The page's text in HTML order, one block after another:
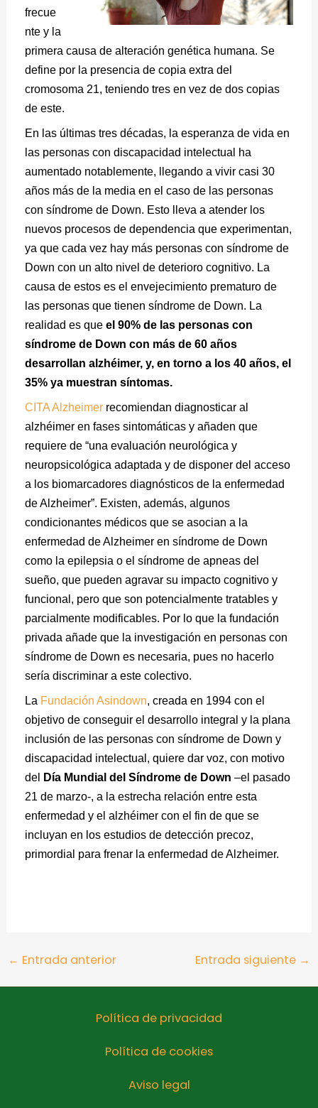
frecue
nte y la
primera causa de alteración genética humana. Se
define por la presencia de copia extra del
cromosoma 21, teniendo tres en vez de dos copias
de este.
En las últimas tres décadas, la esperanza de vida en
las personas con discapacidad intelectual ha
aumentado notablemente, llegando a vivir casi 30
años más de la media en el caso de las personas
con síndrome de Down. Esto lleva a atender los
nuevos procesos de dependencia que experimentan,
ya que cada vez hay más personas con síndrome de
Down con un alto nivel de deterioro cognitivo. La
causa de estos es el envejecimiento prematuro de
las personas que tienen síndrome de Down. La
realidad es queel 90% de las personas con
síndrome de Down con más de 60 años
desarrollan alzhéimer, y, en torno a los 40 años, el
35% ya muestran síntomas.
CITA Alzheimer recomiendan diagnosticar al
alzhéimer en fases sintomáticas y añaden que
requiere de “una evaluación neurológica y
neuropsicológica adaptada y de disponer del acceso
a los biomarcadores diagnósticos de la enfermedad
de Alzheimer”. Existen, además, algunos
condicionantes médicos que se asocian a la
enfermedad de Alzheimer en síndrome de Down
como la epilepsia o el síndrome de apneas del
sueño, que pueden agravar su impacto cognitivo y
funcional, pero que son potencialmente tratables y
parcialmente modificables. Por lo que la fundación
privada añade que la investigación en personas con
síndrome de Down es necesaria, pues no hacerlo
sería discriminar a este colectivo.
La Fundación Asindown, creada en 1994 con el
objetivo de conseguir el desarrollo integral y la plana
inclusión de las personas con síndrome de Down y
discapacidad intelectual, quiere dar voz, con motivo
del Día Mundial del Síndrome de Down –el pasado
21 de marzo-, a la estrecha relación entre esta
enfermedad y el alzhéimer con el fin de que se
incluyan en los estudios de detección precoz,
primordial para frenar la enfermedad de Alzheimer.
← Entrada anterior Entrada siguiente →
Política de privacidad
Política de cookies
Aviso legal